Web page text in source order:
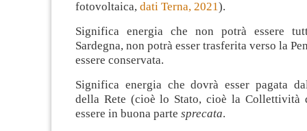
fotovoltaica, dati Terna, 2021).
Significa energia che non potrà essere
Sardegna, non potrà esser trasferita verso la
essere conservata.
Significa energia che dovrà esser pagata
della Rete (cioè lo Stato, cioè la
essere in buona parte sprecata.